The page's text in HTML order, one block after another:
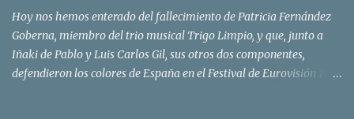
Hoy nos hemos enterado del fallecimiento de Patricia Fernández
Goberna, miembro del trio musical Trigo Limpio, y que, junto a
Iñaki de Pablo y Luis Carlos Gil, sus otros dos componentes,
defendieron los colores de España en el Festival de Eurovisión 1980